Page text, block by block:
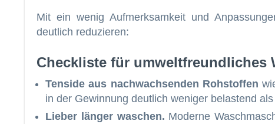
Mit ein wenig Aufmerksamkeit und
deutlich reduzieren:
Checkliste für umweltfreundliches
Tenside aus nachwachsenden Rohstoffen
in der Gewinnung deutlich weniger belastend
Lieber länger waschen. Moderne